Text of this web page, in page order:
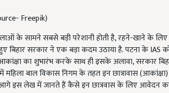
Freepik)
के सामने सबसे बड़ी परेशानी होती है, रहने-खाने के लिए
बिहार सरकार ने एक बड़ा कदम उठाया है. पटना के IAS
का शुभारंभ करके साथ ही इसके अलावा, सरकार
बाल विकास निगम के तहत इन छात्रावास
आगे इस लेख में जानते हैं कैसे इन छात्रवास के लिए आवेदन